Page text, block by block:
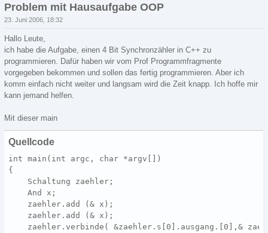
Problem mit Hausaufgabe OOP
23. Juni 2006, 18:32
Hallo Leute,
ich habe die Aufgabe, einen 4 Bit Synchronzähler in C++ zu
programmieren. Dafür haben wir vom Prof Programmfragmente
vorgegeben bekommen und sollen das fertig programmieren. Aber ich
komm einfach nicht weiter und langsam wird die Zeit knapp. Ich hoffe mir
kann jemand helfen.
Mit dieser main
Quellcode
int main(int argc, char *argv[])
{
    Schaltung zaehler;
    And x;
    zaehler.add (& x);
    zaehler.add (& x);
zaehler.verbinde( &zaehler.s[0].ausgang.[0],&